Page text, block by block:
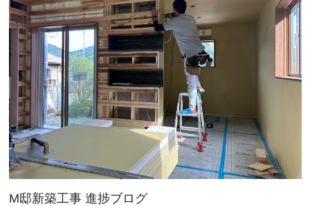
M邸新築工事 進捗ブログ